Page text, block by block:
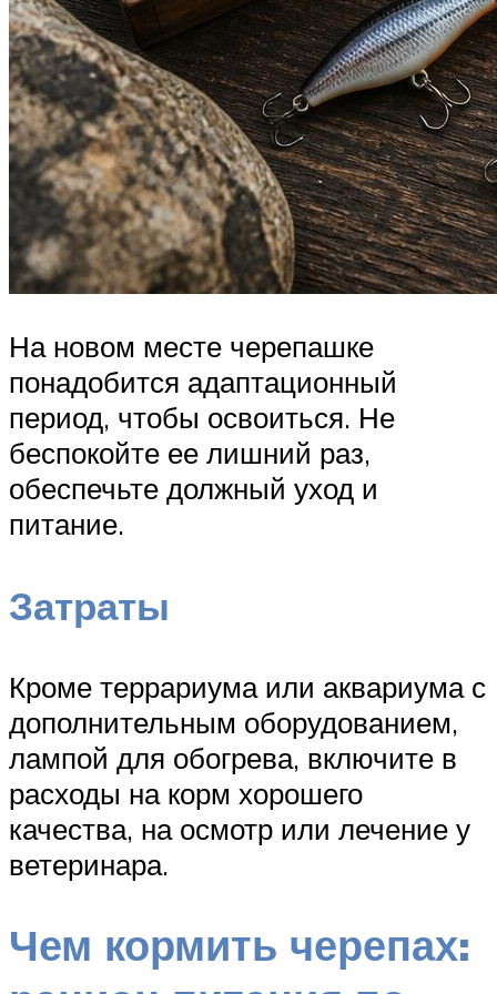
На новом месте черепашке
понадобится адаптационный
период, чтобы освоиться. Не
беспокойте ее лишний раз,
обеспечьте должный уход и
питание.
Затраты
Кроме террариума или аквариума с
дополнительным оборудованием,
лампой для обогрева, включите в
расходы на корм хорошего
качества, на осмотр или лечение у
ветеринара.
Чем кормить черепах: